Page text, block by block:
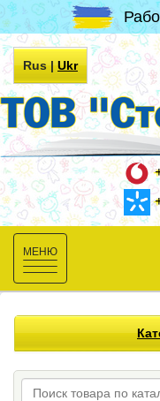
Rus|Ukr
Toggle
navigation